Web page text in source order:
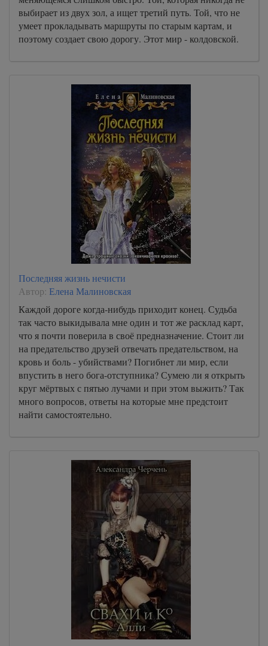
выбирает из двух зол, а ищет третий путь. Той, что не
умеет прокладывать маршруты по старым картам, и
поэтому создает свою дорогу. Этот мир - колдовской.
Последняя жизнь нечисти
Автор: Елена Малиновская
Каждой дороге когда-нибудь приходит конец. Судьба
так часто выкидывала мне один и тот же расклад карт,
что я почти поверила в своё предназначение. Стоит ли
на предательство друзей отвечать предательством, на
кровь и боль - убийствами? Погибнет ли мир, если
впустить в него бога-отступника? Сумею ли я открыть
круг мёртвых с пятью лучами и при этом выжить? Так
много вопросов, ответы на которые мне предстоит
найти самостоятельно.